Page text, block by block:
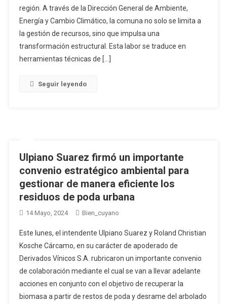
región. A través de la Dirección General de Ambiente,
Energía y Cambio Climático, la comuna no solo se limita a
la gestión de recursos, sino que impulsa una
transformación estructural. Esta labor se traduce en
herramientas técnicas de […]
Seguir leyendo
Ulpiano Suarez firmó un importante
convenio estratégico ambiental para
gestionar de manera eficiente los
residuos de poda urbana
14 Mayo, 2024 Bien_cuyano
Este lunes, el intendente Ulpiano Suarez y Roland Christian
Kosche Cárcamo, en su carácter de apoderado de
Derivados Vínicos S.A. rubricaron un importante convenio
de colaboración mediante el cual se van a llevar adelante
acciones en conjunto con el objetivo de recuperar la
biomasa a partir de restos de poda y desrame del arbolado